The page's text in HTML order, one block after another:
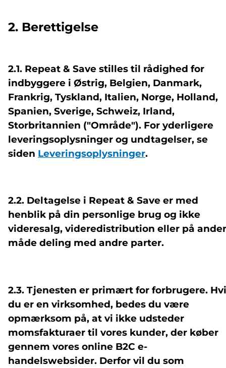
2. Berettigelse
2.1. Repeat & Save stilles til rådighed for
indbyggere i Østrig, Belgien, Danmark,
Frankrig, Tyskland, Italien, Norge, Holland,
Spanien, Sverige, Schweiz, Irland,
Storbritannien ("Område"). For yderligere
leveringsoplysninger og undtagelser, se
siden Leveringsoplysninger.
2.2. Deltagelse i Repeat & Save er med
henblik på din personlige brug og ikke
videresalg, videredistribution eller på
måde deling med andre parter.
2.3. Tjenesten er primært for forbrugere.
du er en virksomhed, bedes du være
opmærksom på, at vi ikke udsteder
momsfakturaer til vores kunder, der køber
gennem vores online B2C e-
handelswebsider. Derfor vil du som